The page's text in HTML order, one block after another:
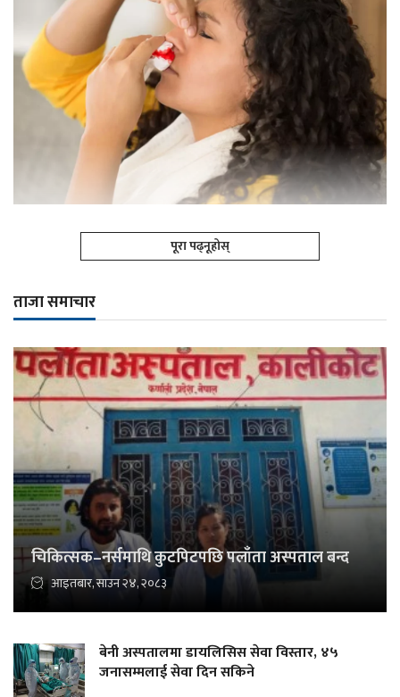
पूरा पढ्नूहोस्
ताजा समाचार
चिकित्सक–नर्समाथि कुटपिटपछि पलाँता अस्पताल बन्द
आइतबार, साउन २४, २०८३
बेनी अस्पतालमा डायलिसिस सेवा विस्तार, ४५
जनासम्मलाई सेवा दिन सकिने